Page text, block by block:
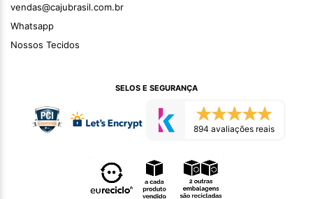
vendas@cajubrasil.com.br
Whatsapp
Nossos Tecidos
SELOS E SEGURANÇA
894 avaliações reais